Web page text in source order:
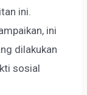
ini.
ini
dilakukan
sosial